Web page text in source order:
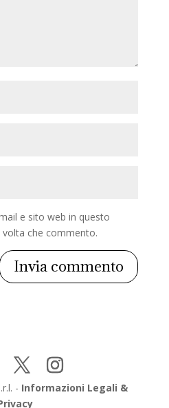
e sito web in questo
che commento.
- Informazioni Legali &